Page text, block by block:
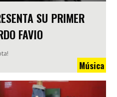
SU PRIMER
FAVIO
Música